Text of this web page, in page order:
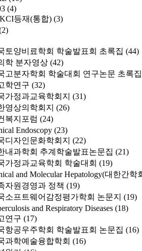
(4)
등재(통합) (3)
토양비료학회 학술발표회 초록집 (44)
학 분자영상 (42)
고분자학회 학술대회 연구논문 초록집
학연구 (32)
가정과교육학회지 (31)
영상의학회지 (26)
복지포럼 (24)
Endoscopy (23)
디자인문화학회지 (22)
내과학회 추계학술발표논문집 (21)
가정과교육학회 학술대회 (19)
and Molecular Hepatology(대한간학
자원경영과 정책 (19)
소프트웨어감정평가학회 논문지 (19)
and Respiratory Diseases (18)
연구 (17)
항공우주학회 학술발표회 논문집 (16)
과학예술융합학회 (16)